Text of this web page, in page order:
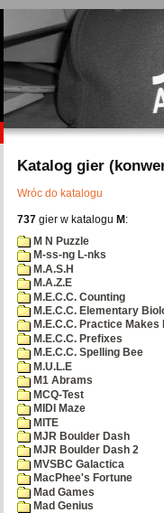
Katalog gier
Wróc do katalogu
737 gier w katalogu M :
M N Puzzle
M-ss-ng L-nks
M.A.S.H
M.A.Z.E
M.E.C.C. Counting
M.E.C.C. Elementary
M.E.C.C. Practice Makes
M.E.C.C. Prefixes
M.E.C.C. Spelling Bee
M.U.L.E
M1 Abrams
MCQ-Test
MIDI Maze
MITE
MJR Boulder Dash
MJR Boulder Dash 2
MVSBC Galactica
MacPhee's Fortune
Mad Games
Mad Genius